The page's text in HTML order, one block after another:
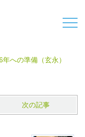
年への準備（玄永）
次の記事